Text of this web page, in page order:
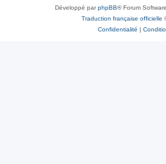
Développé parphpBB® Forum
Traduction française officielle
Confidentialité |